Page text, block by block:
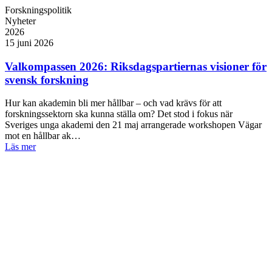
Forskningspolitik
Nyheter
2026
15 juni 2026
Valkompassen 2026: Riksdagspartiernas visioner för
svensk forskning
Hur kan akademin bli mer hållbar – och vad krävs för att
forskningssektorn ska kunna ställa om? Det stod i fokus när
Sveriges unga akademi den 21 maj arrangerade workshopen Vägar
mot en hållbar ak…
Läs mer